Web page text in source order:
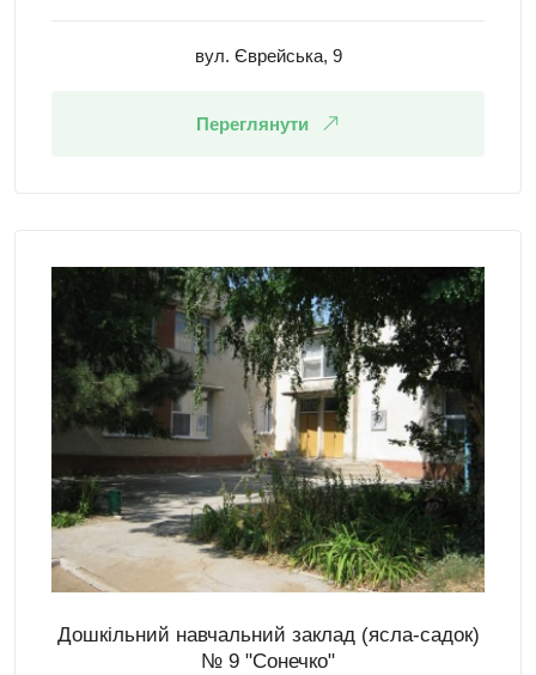
вул. Єврейська, 9
Переглянути
Дошкільний навчальний заклад (ясла-садок)
№ 9 "Сонечко"